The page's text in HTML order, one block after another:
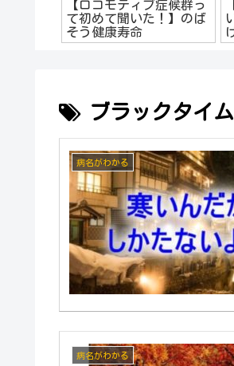
【下肢静脈瘤をなおした
い～！】見かけが悪いだ
けじゃない
ブラックタイム
病名がわかる
病名がわかる